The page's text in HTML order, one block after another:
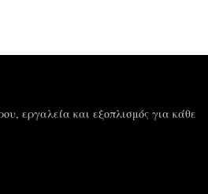
εργαλεία και εξοπλισμός για κάθε